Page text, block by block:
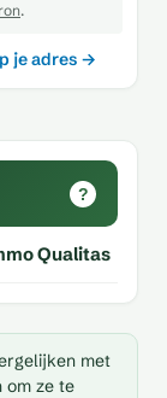
.
je adres →
?
Qualitas
met
om ze te